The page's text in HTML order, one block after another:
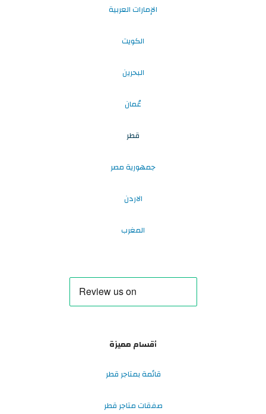
الإمارات العربية
الكويت
البحرين
عُمان
قطر
جمهورية مصر
الاردن
المغرب
أقسام مميزة
قائمة بمتاجر قطر
صفقات متاجر قطر